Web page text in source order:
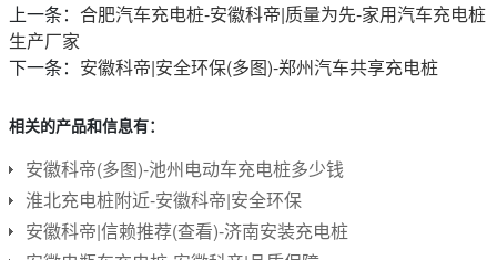
上一条： 合肥汽车充电桩-安徽科帝|质量为先-家用汽车充电桩
生产厂家
下一条： 安徽科帝|安全环保(多图)-郑州汽车共享充电桩
相关的产品和信息有：
安徽科帝(多图)-池州电动车充电桩多少钱
淮北充电桩附近-安徽科帝|安全环保
安徽科帝|信赖推荐(查看)-济南安装充电桩